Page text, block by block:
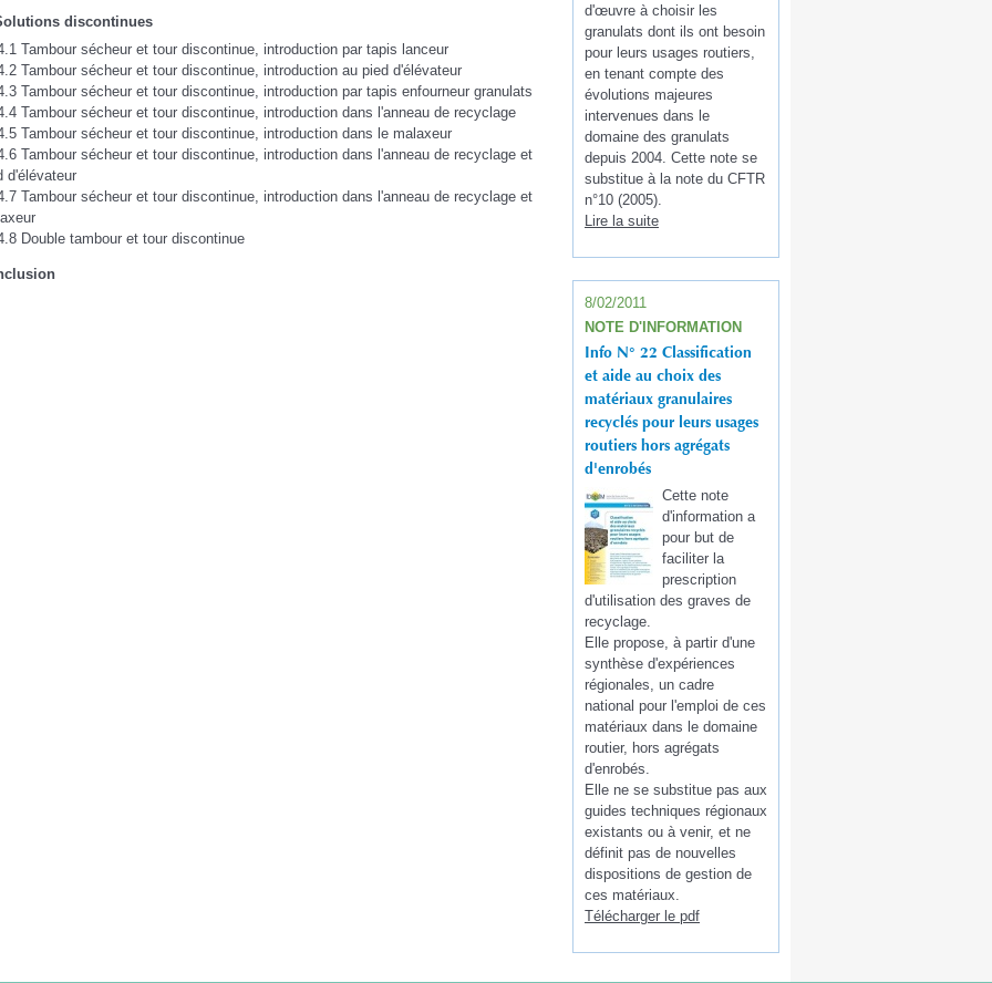
discontinues
Tambour sécheur et tour discontinue, introduction par tapis lanceur
Tambour sécheur et tour discontinue, introduction au pied d'élévateur
Tambour sécheur et tour discontinue, introduction par tapis enfourneur granulats
Tambour sécheur et tour discontinue, introduction dans l'anneau de recyclage
Tambour sécheur et tour discontinue, introduction dans le malaxeur
Tambour sécheur et tour discontinue, introduction dans l'anneau de recyclage et
d'élévateur
Tambour sécheur et tour discontinue, introduction dans l'anneau de recyclage et
Double tambour et tour discontinue
d'œuvre à choisir les
granulats dont ils ont besoin
pour leurs usages routiers,
en tenant compte des
évolutions majeures
intervenues dans le
domaine des granulats
depuis 2004. Cette note se
substitue à la note du CFTR
n°10 (2005).
Lire la suite
8/02/2011
NOTE D'INFORMATION
Info N° 22 Classification
et aide au choix des
matériaux granulaires
recyclés pour leurs usages
routiers hors agrégats
d'enrobés
Cette note
d'information a
pour but de
faciliter la
prescription
d'utilisation des graves de
recyclage.
Elle propose, à partir d'une
synthèse d'expériences
régionales, un cadre
national pour l'emploi de ces
matériaux dans le domaine
routier, hors agrégats
d'enrobés.
Elle ne se substitue pas aux
guides techniques régionaux
existants ou à venir, et ne
définit pas de nouvelles
dispositions de gestion de
ces matériaux.
Télécharger le pdf